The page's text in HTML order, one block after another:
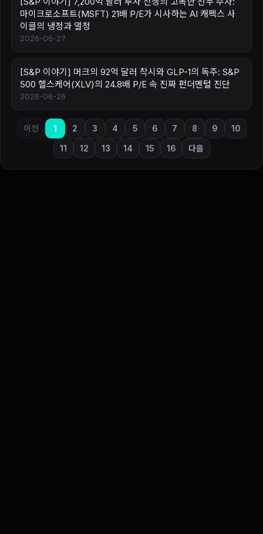
마이크로소프트(MSFT) 21배 P/E가 시사하는 AI 캐펙스 사
이클의 냉정과 열정
2026-06-27
[S&P 이야기] 머크의 92억 달러 착시와 GLP-1의 독주: S&P
500 헬스케어(XLV)의 24.8배 P/E 속 진짜 펀더멘털 진단
2026-06-26
이전 1 2 3 4 5 6 7 8 9 10
11 12 13 14 15 16 다음